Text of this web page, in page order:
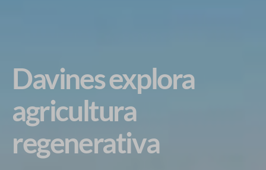
Davines explora
agricultura
regenerativa